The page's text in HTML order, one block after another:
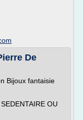
De
Bijoux fantaisie
OU